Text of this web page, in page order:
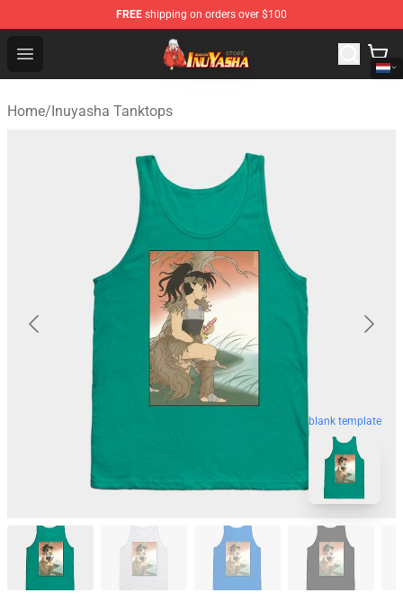
FREE shipping on orders over $100
Open menu
Inuyasha Store - Official Inuyasha Merchandise Shop
Home/Inuyasha Tanktops
blank template